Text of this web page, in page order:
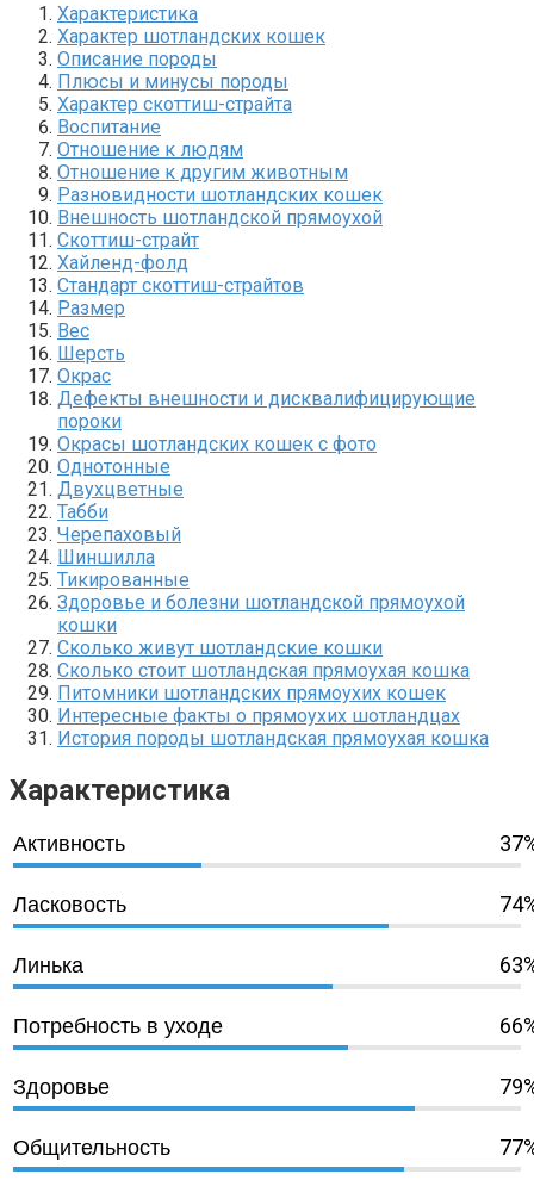
Характеристика
Характер шотландских кошек
Описание породы
Плюсы и минусы породы
Характер скоттиш-страйта
Воспитание
Отношение к людям
Отношение к другим животным
Разновидности шотландских кошек
Внешность шотландской прямоухой
Скоттиш-страйт
Хайленд-фолд
Стандарт скоттиш-страйтов
Размер
Вес
Шерсть
Окрас
Дефекты внешности и дисквалифицирующие
пороки
Окрасы шотландских кошек с фото
Однотонные
Двухцветные
Табби
Черепаховый
Шиншилла
Тикированные
Здоровье и болезни шотландской прямоухой
кошки
Сколько живут шотландские кошки
Сколько стоит шотландская прямоухая кошка
Питомники шотландских прямоухих кошек
Интересные факты о прямоухих шотландцах
История породы шотландская прямоухая кошка
Характеристика
Активность
Ласковость
Линька
Потребность в уходе
Здоровье
Общительность